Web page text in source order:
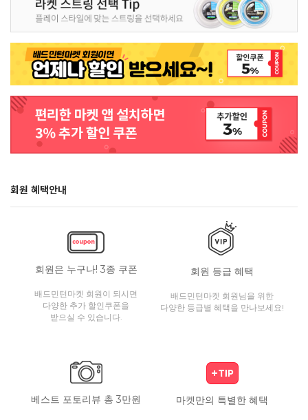
회원 혜택안내
회원은 누구나! 3종 쿠폰
배드민턴마켓 회원이 되시면
다양한 추가 할인쿠폰을
받으실 수 있습니다.
회원 등급 혜택
배드민턴마켓 회원님을 위한
다양한 등급별 혜택을 만나보세요!
베스트 포토리뷰 총 3만원 마켓만의 특별한 혜택